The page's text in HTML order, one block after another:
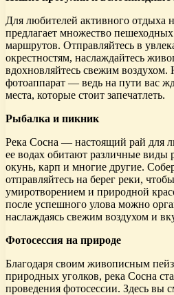
Для любителей активного отдыха
предлагает множество
маршрутов. Отправляйтесь в
окрестностям, наслаждайтесь
вдохновляйтесь свежим воздухом.
фотоаппарат — ведь на пути вас
места, которые стоит запечатлеть.
Рыбалка и пикник
Река Сосна — настоящий рай для
ее водах обитают различные виды
окунь, карп и многие другие.
отправляйтесь на берег реки,
умиротворением и природной
после успешного улова можно
наслаждаясь свежим воздухом и
Фотосессия на природе
Благодаря своим живописным
природных уголков, река Сосна
проведения фотосессии. Здесь вы